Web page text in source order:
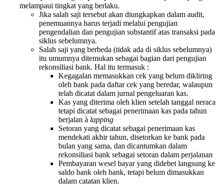
melampaui tingkat yang berlaku.
Jika salah saji tersebut akan diungkapkan dalam audit,
penemuannya harus terjadi melalui pengujian
pengendalian dan pengujian substantif atas transaksi pada
siklus sebelumnya.
Salah saji yang berbeda (tidak ada di siklus sebelumnya)
itu umumnya ditemukan sebagai bagian dari pengujian
rekonsiliasi bank. Hal itu termasuk :
Kegagalan memasukkan cek yang belum dikliring
oleh bank pada daftar cek yang beredar, walaupun
telah dicatat dalam jurnal pengeluaran kas.
Kas yang diterima oleh klien setelah tanggal neraca
tetapi dicatat sebagai penerimaan kas pada tahun
berjalan à lapping
Setoran yang dicatat sebagai penerimaan kas
mendekati akhir tahun, disetorkan ke bank pada
bulan yang sama, dan dicantumkan dalam
rekonsiliasi bank sebagai setoran dalam perjalanan
Pembayaran wesel bayar yang didebet langsung ke
saldo bank oleh bank, tetapi belum dimasukkan
dalam catatan klien.